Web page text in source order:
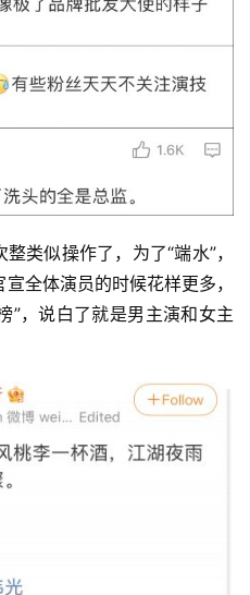
类似操作了，为了“端水”，
全体演员的时候花样更多，
”，说白了就是男主演和女主